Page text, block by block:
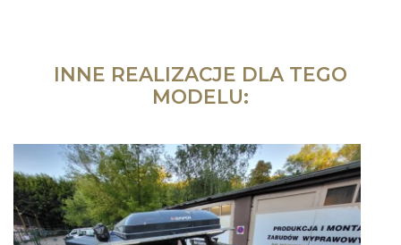
INNE REALIZACJE DLA TEGO
MODELU: